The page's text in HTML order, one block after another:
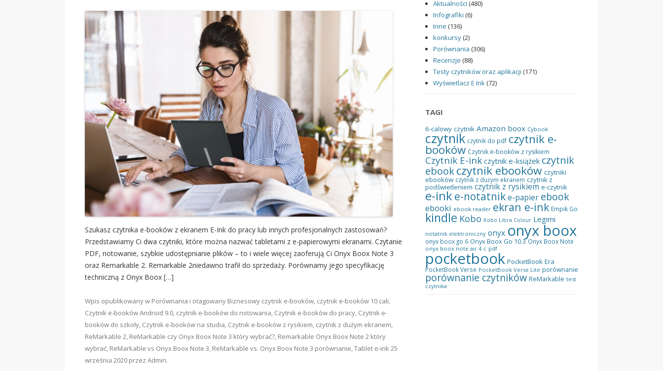
Szukasz czytnika e-booków z ekranem E-Ink do pracy lub innych profesjonalnych zastosowań?
Przedstawiamy Ci dwa czytniki, które można nazwać tabletami z e-papierowymi ekranami. Czytanie
PDF, notowanie, szybkie udostępnianie plików – to i wiele więcej zaoferują Ci Onyx Boox Note 3
oraz Remarkable 2. Remarkable 2niedawno trafił do sprzedaży. Porównamy jego specyfikację
techniczną z Onyx Boox […]
Wpis opublikowany w Porównania i otagowany Biznesowy czytnik e-booków, czytnik e-booków 10 cali,
Czytnik e-booków Android 9.0, czytnik e-booków do notowania, Czytnik e-booków do pracy, Czytnik e-
booków do szkoły, Czytnik e-booków na studia, Czytnik e-booków z rysikiem, czytnik z dużym ekranem,
ReMarkable 2, ReMarkable czy Onyx Boox Note 3 który wybrać?, Remarkable Onyx Boox Note 2 który
wybrać, ReMarkable vs Onyx Boox Note 3, ReMarkable vs. Onyx Boox Note 3 porównanie,Tablet e-ink25
września 2020 przez Admin.
Aktualności (480)
Infografiki (6)
Inne (136)
konkursy(2)
Porównania (306)
Recenzje (88)
Testy czytników oraz aplikacji (171)
Wyświetlacz E Ink (72)
TAGI
6-calowy czytnik Amazon boox Cybook
czytnik czytnik do pdf czytnik e-
booków Czytnik e-booków z rysikiem
Czytnik E-ink czytnik e-książek czytnik
ebookczytnik ebooków czytniki
ebooków czytnik z dużym ekranem czytnik z
podświetleniem czytnik z rysikiem e-czytnik
e-ink e-notatnike-papier ebook
ebooki ebook reader ekran e-ink Empik Go
kindle Kobo Kobo Libra Colour Legimi
notatnik elektroniczny onyx onyx boox
onyx boox go 6 Onyx Boox Go 10.3 Onyx Boox Note
onyx boox note air 4 c pdf
pocketbook PocketBook Era
PocketBook Verse PocketBook Verse Lite porównanie
porównanie czytników ReMarkable test
czytnika